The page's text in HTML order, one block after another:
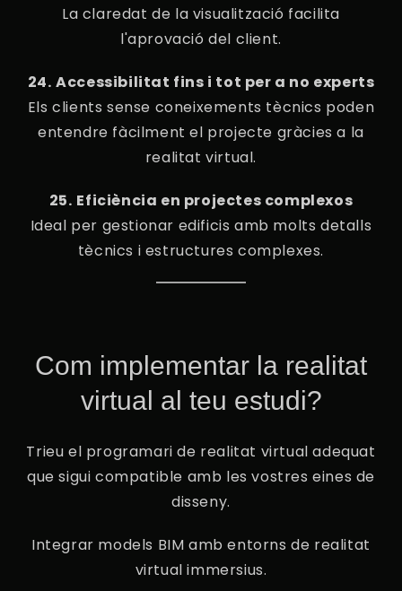
La claredat de la visualització facilita
l'aprovació del client.
24.⁠ ⁠Accessibilitat fins i tot per a no experts
Els clients sense coneixements tècnics poden
entendre fàcilment el projecte gràcies a la
realitat virtual.
25.⁠ ⁠Eficiència en projectes complexos
Ideal per gestionar edificis amb molts detalls
tècnics i estructures complexes.
Com implementar la realitat
virtual al teu estudi?
Trieu el programari de realitat virtual adequat
que sigui compatible amb les vostres eines de
disseny.
Integrar models BIM amb entorns de realitat
virtual immersius.